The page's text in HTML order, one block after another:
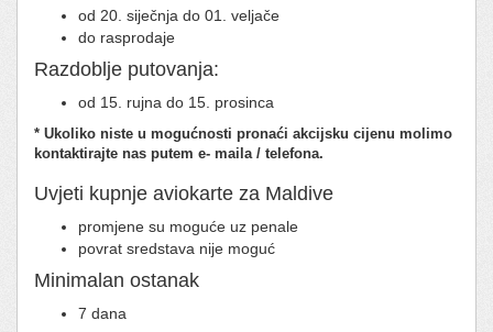
od 20. siječnja do 01. veljače
do rasprodaje
Razdoblje putovanja:
od 15. rujna do 15. prosinca
* Ukoliko niste u mogućnosti pronaći akcijsku cijenu molimo
kontaktirajte nas putem e- maila / telefona.
Uvjeti kupnje aviokarte za Maldive
promjene su moguće uz penale
povrat sredstava nije moguć
Minimalan ostanak
7 dana